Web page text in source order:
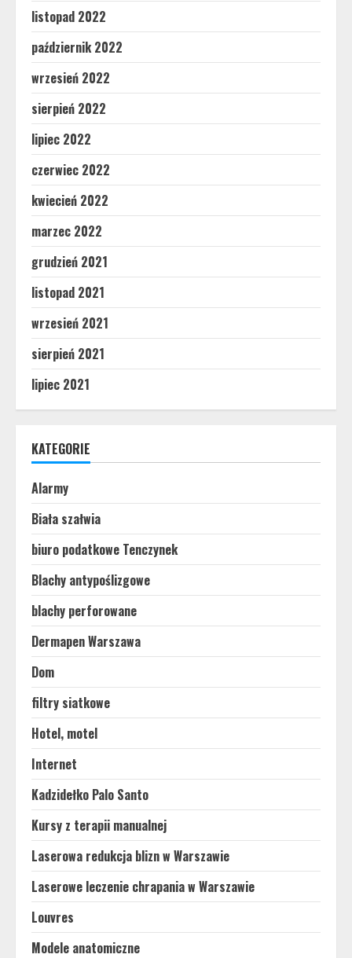
listopad 2022
październik 2022
wrzesień 2022
sierpień 2022
lipiec 2022
czerwiec 2022
kwiecień 2022
marzec 2022
grudzień 2021
listopad 2021
wrzesień 2021
sierpień 2021
lipiec 2021
KATEGORIE
Alarmy
Biała szałwia
biuro podatkowe Tenczynek
Blachy antypoślizgowe
blachy perforowane
Dermapen Warszawa
Dom
filtry siatkowe
Hotel, motel
Internet
Kadzidełko Palo Santo
Kursy z terapii manualnej
Laserowa redukcja blizn w Warszawie
Laserowe leczenie chrapania w Warszawie
Louvres
Modele anatomiczne